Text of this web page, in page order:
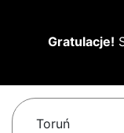
Gratulacje!
Toruń